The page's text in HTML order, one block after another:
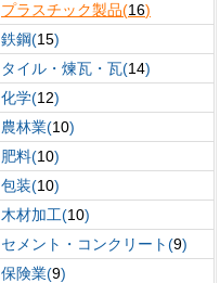
プラスチック製品(16)
鉄鋼(15)
タイル・煉瓦・瓦(14)
化学(12)
農林業(10)
肥料(10)
包装(10)
木材加工(10)
セメント・コンクリート(9)
保険業(9)